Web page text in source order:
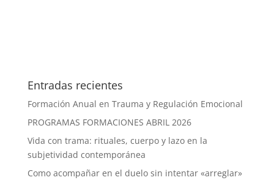
Entradas recientes
Formación Anual en Trauma y Regulación Emocional
PROGRAMAS FORMACIONES ABRIL 2026
Vida con trama: rituales, cuerpo y lazo en la
subjetividad contemporánea
Como acompañar en el duelo sin intentar «arreglar»